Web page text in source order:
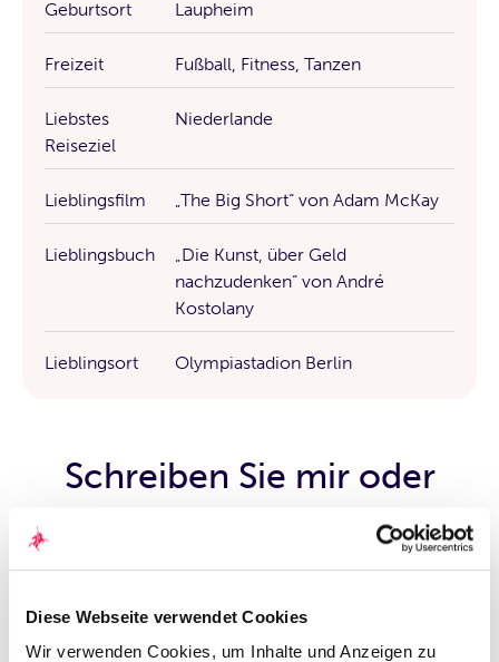
Diese Webseite verwendet Cookies
Wir verwenden Cookies, um Inhalte und Anzeigen zu
Geburtsort Laupheim
Freizeit Fußball, Fitness, Tanzen
Liebstes
Reiseziel
Niederlande
Lieblingsfilm „The Big Short“ von Adam McKay
Lieblingsbuch
„Die Kunst, über Geld
nachzudenken“ von André
Kostolany
Lieblingsort Olympiastadion Berlin
Schreiben Sie mir oder
vereinbaren Sie einen
Termin